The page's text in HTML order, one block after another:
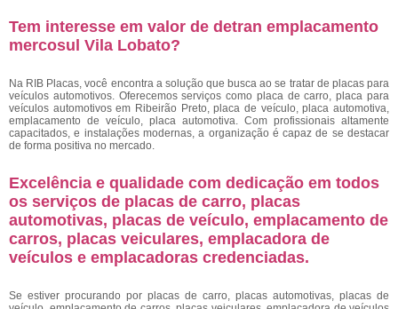
Tem interesse em valor de detran emplacamento
mercosul Vila Lobato?
Na RIB Placas, você encontra a solução que busca ao se tratar de placas para
veículos automotivos. Oferecemos serviços como placa de carro, placa para
veículos automotivos em Ribeirão Preto, placa de veículo, placa automotiva,
emplacamento de veículo, placa automotiva. Com profissionais altamente
capacitados, e instalações modernas, a organização é capaz de se destacar
de forma positiva no mercado.
Excelência e qualidade com dedicação em todos
os serviços de placas de carro, placas
automotivas, placas de veículo, emplacamento de
carros, placas veiculares, emplacadora de
veículos e emplacadoras credenciadas.
Se estiver procurando por placas de carro, placas automotivas, placas de